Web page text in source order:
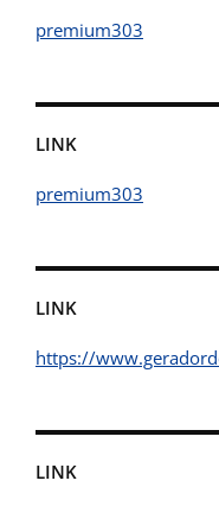
premium303
LINK
premium303
LINK
https://
LINK